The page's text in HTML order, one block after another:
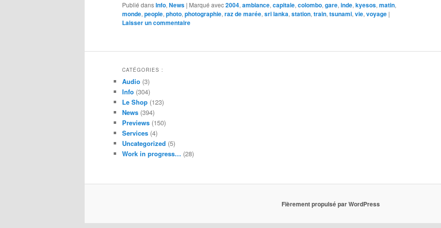
Publié dansInfo, News | Marqué avec2004, ambiance, capitale, colombo, gare, inde, kyesos, matin,
monde, people, photo, photographie, raz de marée, sri lanka, station, train, tsunami, vie, voyage |
Laisser un commentaire
CATÉGORIES :
Audio (3)
Info (304)
Le Shop (123)
News (394)
Previews (150)
Services (4)
Uncategorized (5)
Work in progress… (28)
Fièrement propulsé par WordPress